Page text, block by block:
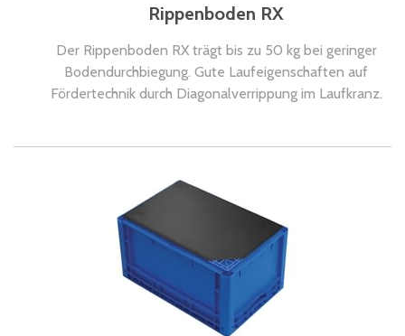
Rippenboden RX
Der Rippenboden RX trägt bis zu 50 kg bei geringer
Bodendurchbiegung. Gute Laufeigenschaften auf
Fördertechnik durch Diagonalverrippung im Laufkranz.